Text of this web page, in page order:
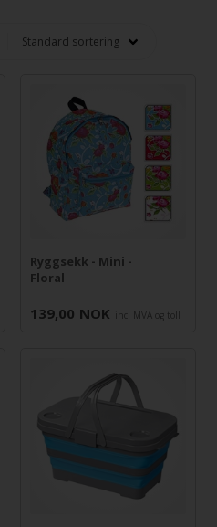
Ryggsekk - Mini -
Floral
139,00 NOK incl MVA og toll